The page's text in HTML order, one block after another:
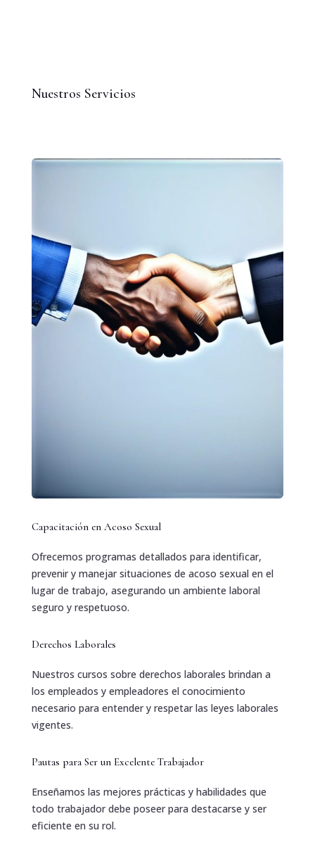
Nuestros Servicios
Capacitación en Acoso Sexual
Ofrecemos programas detallados para identificar,
prevenir y manejar situaciones de acoso sexual en el
lugar de trabajo, asegurando un ambiente laboral
seguro y respetuoso.
Derechos Laborales
Nuestros cursos sobre derechos laborales brindan a
los empleados y empleadores el conocimiento
necesario para entender y respetar las leyes laborales
vigentes.
Pautas para Ser un Excelente Trabajador
Enseñamos las mejores prácticas y habilidades que
todo trabajador debe poseer para destacarse y ser
eficiente en su rol.